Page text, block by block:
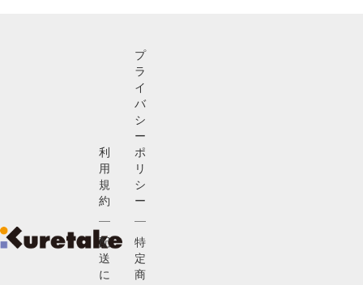
利
用
規
約
配
送
に
プ
ラ
イ
バ
シ
ー
ポ
リ
シ
ー
特
定
商